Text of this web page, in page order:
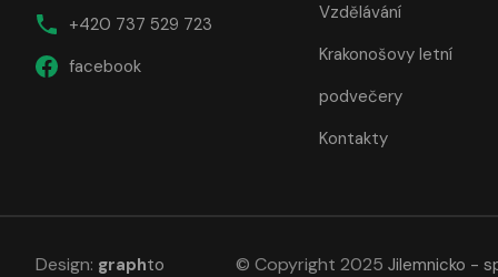
+420 737 529 723
facebook
Vzdělávání
Krakonošovy letní
podvečery
Kontakty
© Copyright 2025 Jilemnicko -
Design: graphto